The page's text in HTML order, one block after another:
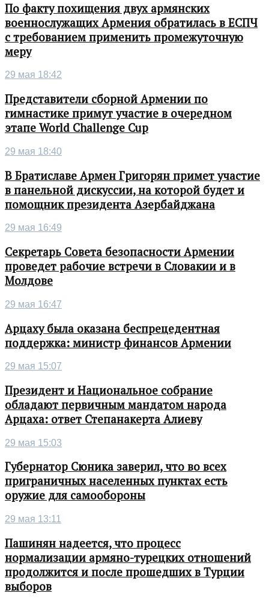
По факту похищения двух армянских
военнослужащих Армения обратилась в ЕСПЧ
с требованием применить промежуточную
меру
29 мая 18:42
Представители сборной Армении по
гимнастике примут участие в очередном
этапе World Challenge Cup
29 мая 18:40
В Братиславе Армен Григорян примет участие
в панельной дискуссии, на которой будет и
помощник президента Азербайджана
29 мая 16:49
Секретарь Совета безопасности Армении
проведет рабочие встречи в Словакии и в
Молдове
29 мая 16:47
Арцаху была оказана беспрецедентная
поддержка: министр финансов Армении
29 мая 15:07
Президент и Национальное собрание
обладают первичным мандатом народа
Арцаха: ответ Степанакерта Алиеву
29 мая 15:03
Губернатор Сюника заверил, что во всех
приграничных населенных пунктах есть
оружие для самообороны
29 мая 13:11
Пашинян надеется, что процесс
нормализации армяно-турецких отношений
продолжится и после прошедших в Турции
выборов